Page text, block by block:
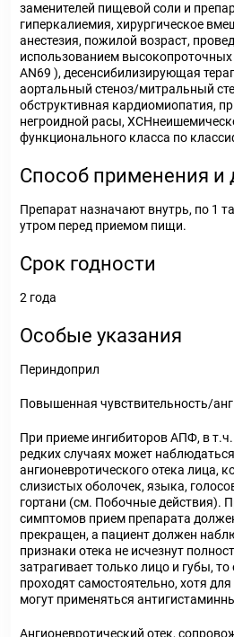
заменителей пищевой соли и
гиперкалиемия, хирургическое
анестезия, пожилой возраст,
использованием
AN69 ), десенсибилизирующая
аортальный стеноз/митральный
обструктивная кардиомиопатия,
негроидной расы,
функционального класса по
Способ применения и
Препарат назначают внутрь, по 1
утром перед приемом пищи.
Срок годности
2 года
Особые указания
Периндоприл
Повышенная чувствительность/
При приеме ингибиторов АПФ, в
редких случаях может
ангионевротического отека лица,
слизистых оболочек, языка,
гортани (см. Побочные действия).
симптомов прием препарата
прекращен, а пациент должен
признаки отека не исчезнут
затрагивает только лицо и губы,
проходят самостоятельно, хотя
могут применяться
Ангионевротический отек,